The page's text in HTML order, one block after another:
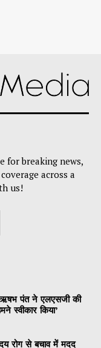
for breaking news,
across a
us!
पंत ने एलएसजी की
स्वीकार किया’
रोग से बचाव में मदद